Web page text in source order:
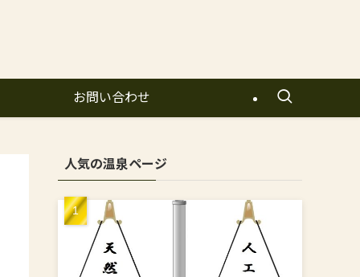
お問い合わせ
人気の温泉ページ